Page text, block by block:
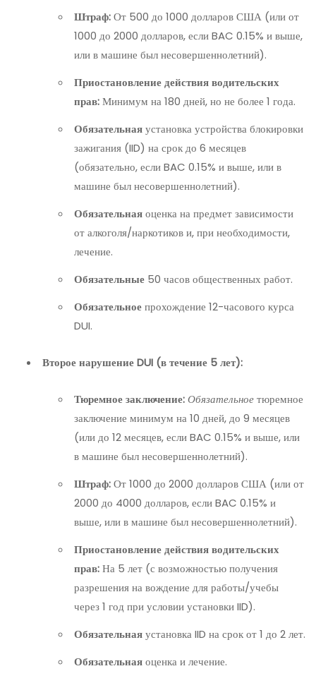
Штраф:От 500 до 1000 долларов США (или от
1000 до 2000 долларов, если BAC 0.15% и выше,
или в машине был несовершеннолетний).
Приостановление действия водительских
прав:Минимум на 180 дней, но не более 1 года.
Обязательнаяустановка устройства блокировки
зажигания (IID) на срок до 6 месяцев
(обязательно, если BAC 0.15% и выше, или в
машине был несовершеннолетний).
Обязательнаяоценка на предмет зависимости
от алкоголя/наркотиков и, при необходимости,
лечение.
Обязательные 50 часов общественных работ.
Обязательноепрохождение 12-часового курса
DUI.
Второе нарушение DUI (в течение 5 лет):
Тюремное заключение:Обязательноетюремное
заключение минимум на 10 дней, до 9 месяцев
(или до 12 месяцев, если BAC 0.15% и выше, или
в машине был несовершеннолетний).
Штраф:От 1000 до 2000 долларов США (или от
2000 до 4000 долларов, если BAC 0.15% и
выше, или в машине был несовершеннолетний).
Приостановление действия водительских
прав:На 5 лет (с возможностью получения
разрешения на вождение для работы/учебы
через 1 год при условии установки IID).
Обязательнаяустановка IID на срок от 1 до 2 лет.
Обязательнаяоценка и лечение.